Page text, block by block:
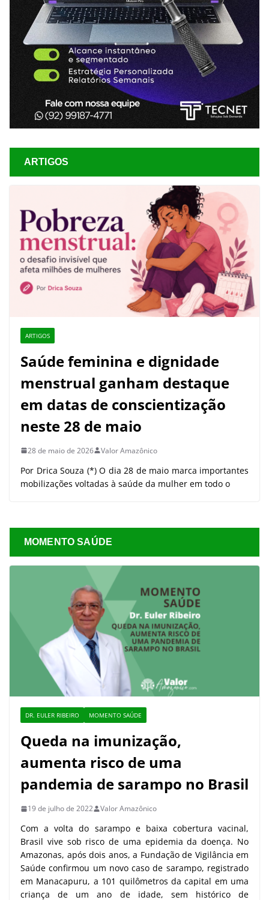
ARTIGOS
ARTIGOS
Saúde feminina e dignidade
menstrual ganham destaque
em datas de conscientização
neste 28 de maio
28 de maio de 2026 Valor Amazônico
Por Drica Souza (*) O dia 28 de maio marca importantes
mobilizações voltadas à saúde da mulher em todo o
MOMENTO SAÚDE
DR. EULER RIBEIRO MOMENTO SAÚDE
Queda na imunização,
aumenta risco de uma
pandemia de sarampo no Brasil
19 de julho de 2022 Valor Amazônico
Com a volta do sarampo e baixa cobertura vacinal,
Brasil vive sob risco de uma epidemia da doença. No
Amazonas, após dois anos, a Fundação de Vigilância em
Saúde confirmou um novo caso de sarampo, registrado
em Manacapuru, a 101 quilômetros da capital em uma
criança de um ano de idade, sem histórico de